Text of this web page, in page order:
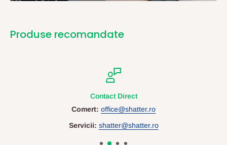
Produse recomandate
Contact Direct
Comert: office@shatter.ro
Servicii: shatter@shatter.ro